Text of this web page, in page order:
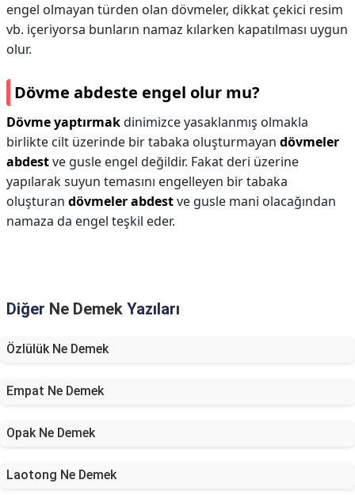
engel olmayan türden olan dövmeler, dikkat çekici resim
vb. içeriyorsa bunların namaz kılarken kapatılması uygun
olur.
Dövme abdeste engel olur mu?
Dövme yaptırmakdinimizce yasaklanmış olmakla
birlikte cilt üzerinde bir tabaka oluşturmayan dövmeler
abdestve gusle engel değildir. Fakat deri üzerine
yapılarak suyun temasını engelleyen bir tabaka
oluşturan dövmeler abdestve gusle mani olacağından
namaza da engel teşkil eder.
Diğer Ne Demek Yazıları
Özlülük Ne Demek
Empat Ne Demek
Opak Ne Demek
Laotong Ne Demek